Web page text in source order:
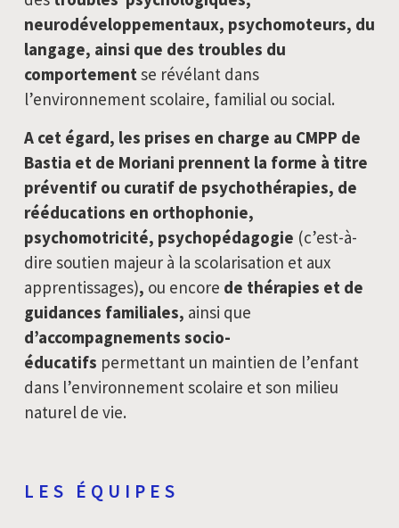
neurodéveloppementaux, psychomoteurs, du
langage, ainsi que des troubles du
comportementse révélant dans
l’environnement scolaire, familial ou social.
A cet égard, les prises en charge au CMPP de
Bastia et de Moriani prennent la forme à titre
préventif ou curatif de psychothérapies, de
rééducations en orthophonie,
psychomotricité, psychopédagogie (c’est-à-
dire soutien majeur à la scolarisation et aux
apprentissages), ou encore de thérapies et de
guidances familiales, ainsi que
d’accompagnements socio-
éducatifs permettant un maintien de l’enfant
dans l’environnement scolaire et son milieu
naturel de vie.
LES ÉQUIPES